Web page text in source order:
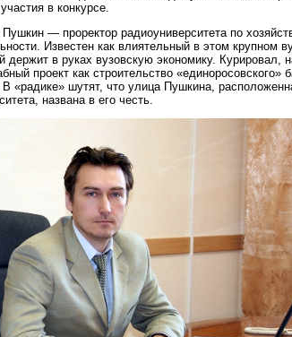
в конкурсе.
Пушкин — проректор радиоуниверситета по
Известен как влиятельный в этом крупном
держит в руках вузовскую экономику. Курировал,
проект как строительство «единоросовского»
«радике» шутят, что улица Пушкина,
названа в его честь.